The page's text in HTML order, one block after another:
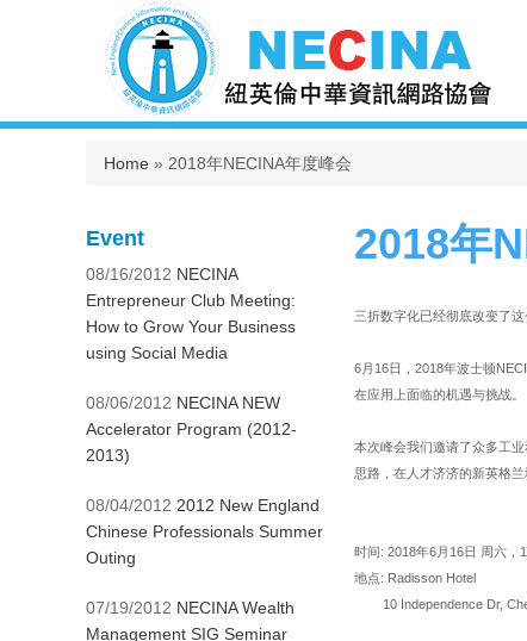
You are here
Home » 2018年NECINA年度峰会
2018年
三折数字化已经彻底改变了
6月16日，2018年波士顿
在应用上面临的机遇与挑战。
本次峰会我们邀请了众多工
思路，在人才济济的新英格
时间: 2018年6月16日 周六，
地点: Radisson Hotel
10 Independence Dr,
Event
08/16/2012 NECINA
Entrepreneur Club Meeting:
How to Grow Your Business
using Social Media
08/06/2012 NECINA NEW
Accelerator Program (2012-
2013)
08/04/2012 2012 New England
Chinese Professionals Summer
Outing
07/19/2012 NECINA Wealth
Management SIG Seminar